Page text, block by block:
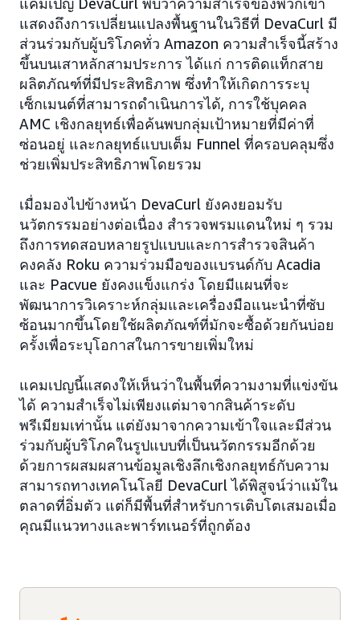
แสดงถึงการเปลี่ยนแปลงพื้นฐานในวิธีที่ DevaCurl มี
ส่วนร่วมกับผู้บริโภคทั่ว Amazon ความสำเร็จนี้สร้าง
ขึ้นบนเสาหลักสามประการ ได้แก่ การติดแท็กสาย
ผลิตภัณฑ์ที่มีประสิทธิภาพ ซึ่งทำให้เกิดการระบุ
เซ็กเมนต์ที่สามารถดำเนินการได้, การใช้บุคคล
AMC เชิงกลยุทธ์เพื่อค้นพบกลุ่มเป้าหมายที่มีค่าที่
ซ่อนอยู่ และกลยุทธ์แบบเต็ม Funnel ที่ครอบคลุมซึ่ง
ช่วยเพิ่มประสิทธิภาพโดยรวม
เมื่อมองไปข้างหน้า DevaCurl ยังคงยอมรับ
นวัตกรรมอย่างต่อเนื่อง สำรวจพรมแดนใหม่ ๆ รวม
ถึงการทดสอบหลายรูปแบบและการสำรวจสินค้า
คงคลัง Roku ความร่วมมือของแบรนด์กับ Acadia
และ Pacvue ยังคงแข็งแกร่ง โดยมีแผนที่จะ
พัฒนาการวิเคราะห์กลุ่มและเครื่องมือแนะนำที่ซับ
ซ้อนมากขึ้นโดยใช้ผลิตภัณฑ์ที่มักจะซื้อด้วยกันบ่อย
ครั้งเพื่อระบุโอกาสในการขายเพิ่มใหม่
แคมเปญนี้แสดงให้เห็นว่าในพื้นที่ความงามที่แข่งขัน
ได้ ความสำเร็จไม่เพียงแต่มาจากสินค้าระดับ
พรีเมียมเท่านั้น แต่ยังมาจากความเข้าใจและมีส่วน
ร่วมกับผู้บริโภคในรูปแบบที่เป็นนวัตกรรมอีกด้วย
ด้วยการผสมผสานข้อมูลเชิงลึกเชิงกลยุทธ์กับความ
สามารถทางเทคโนโลยี DevaCurl ได้พิสูจน์ว่าแม้ใน
ตลาดที่อิ่มตัว แต่ก็มีพื้นที่สำหรับการเติบโตเสมอเมื่อ
คุณมีแนวทางและพาร์ทเนอร์ที่ถูกต้อง